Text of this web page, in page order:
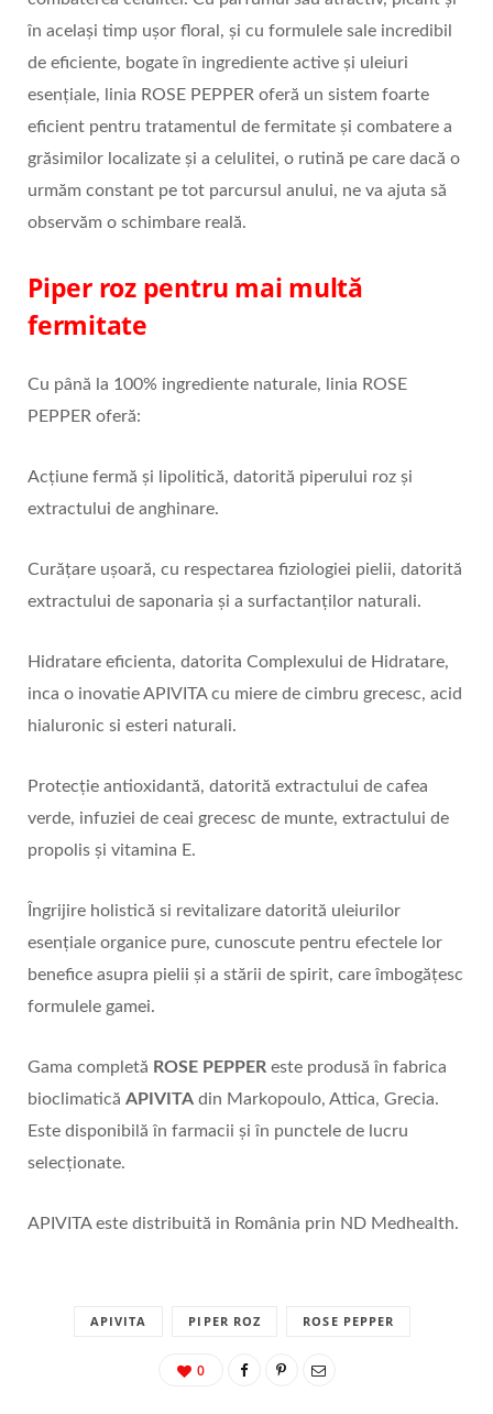
în același timp ușor floral, și cu formulele sale incredibil
de eficiente, bogate în ingrediente active și uleiuri
esențiale, linia ROSE PEPPER oferă un sistem foarte
eficient pentru tratamentul de fermitate și combatere a
grăsimilor localizate și a celulitei, o rutină pe care dacă o
urmăm constant pe tot parcursul anului, ne va ajuta să
observăm o schimbare reală.
Piper roz pentru mai multă
fermitate
Cu până la 100% ingrediente naturale, linia ROSE
PEPPER oferă:
Acțiune fermă și lipolitică, datorită piperului roz și
extractului de anghinare.
Curățare ușoară, cu respectarea fiziologiei pielii, datorită
extractului de saponaria și a surfactanților naturali.
Hidratare eficienta, datorita Complexului de Hidratare,
inca o inovatie APIVITA cu miere de cimbru grecesc, acid
hialuronic si esteri naturali.
Protecție antioxidantă, datorită extractului de cafea
verde, infuziei de ceai grecesc de munte, extractului de
propolis și vitamina E.
Îngrijire holistică si revitalizare datorită uleiurilor
esențiale organice pure, cunoscute pentru efectele lor
benefice asupra pielii și a stării de spirit, care îmbogățesc
formulele gamei.
Gama completă ROSE PEPPER este produsă în fabrica
bioclimatică APIVITA din Markopoulo, Attica, Grecia.
Este disponibilă în farmacii și în punctele de lucru
selecționate.
APIVITA este distribuită in România prin ND Medhealth.
APIVITA PIPER ROZ ROSE PEPPER
0